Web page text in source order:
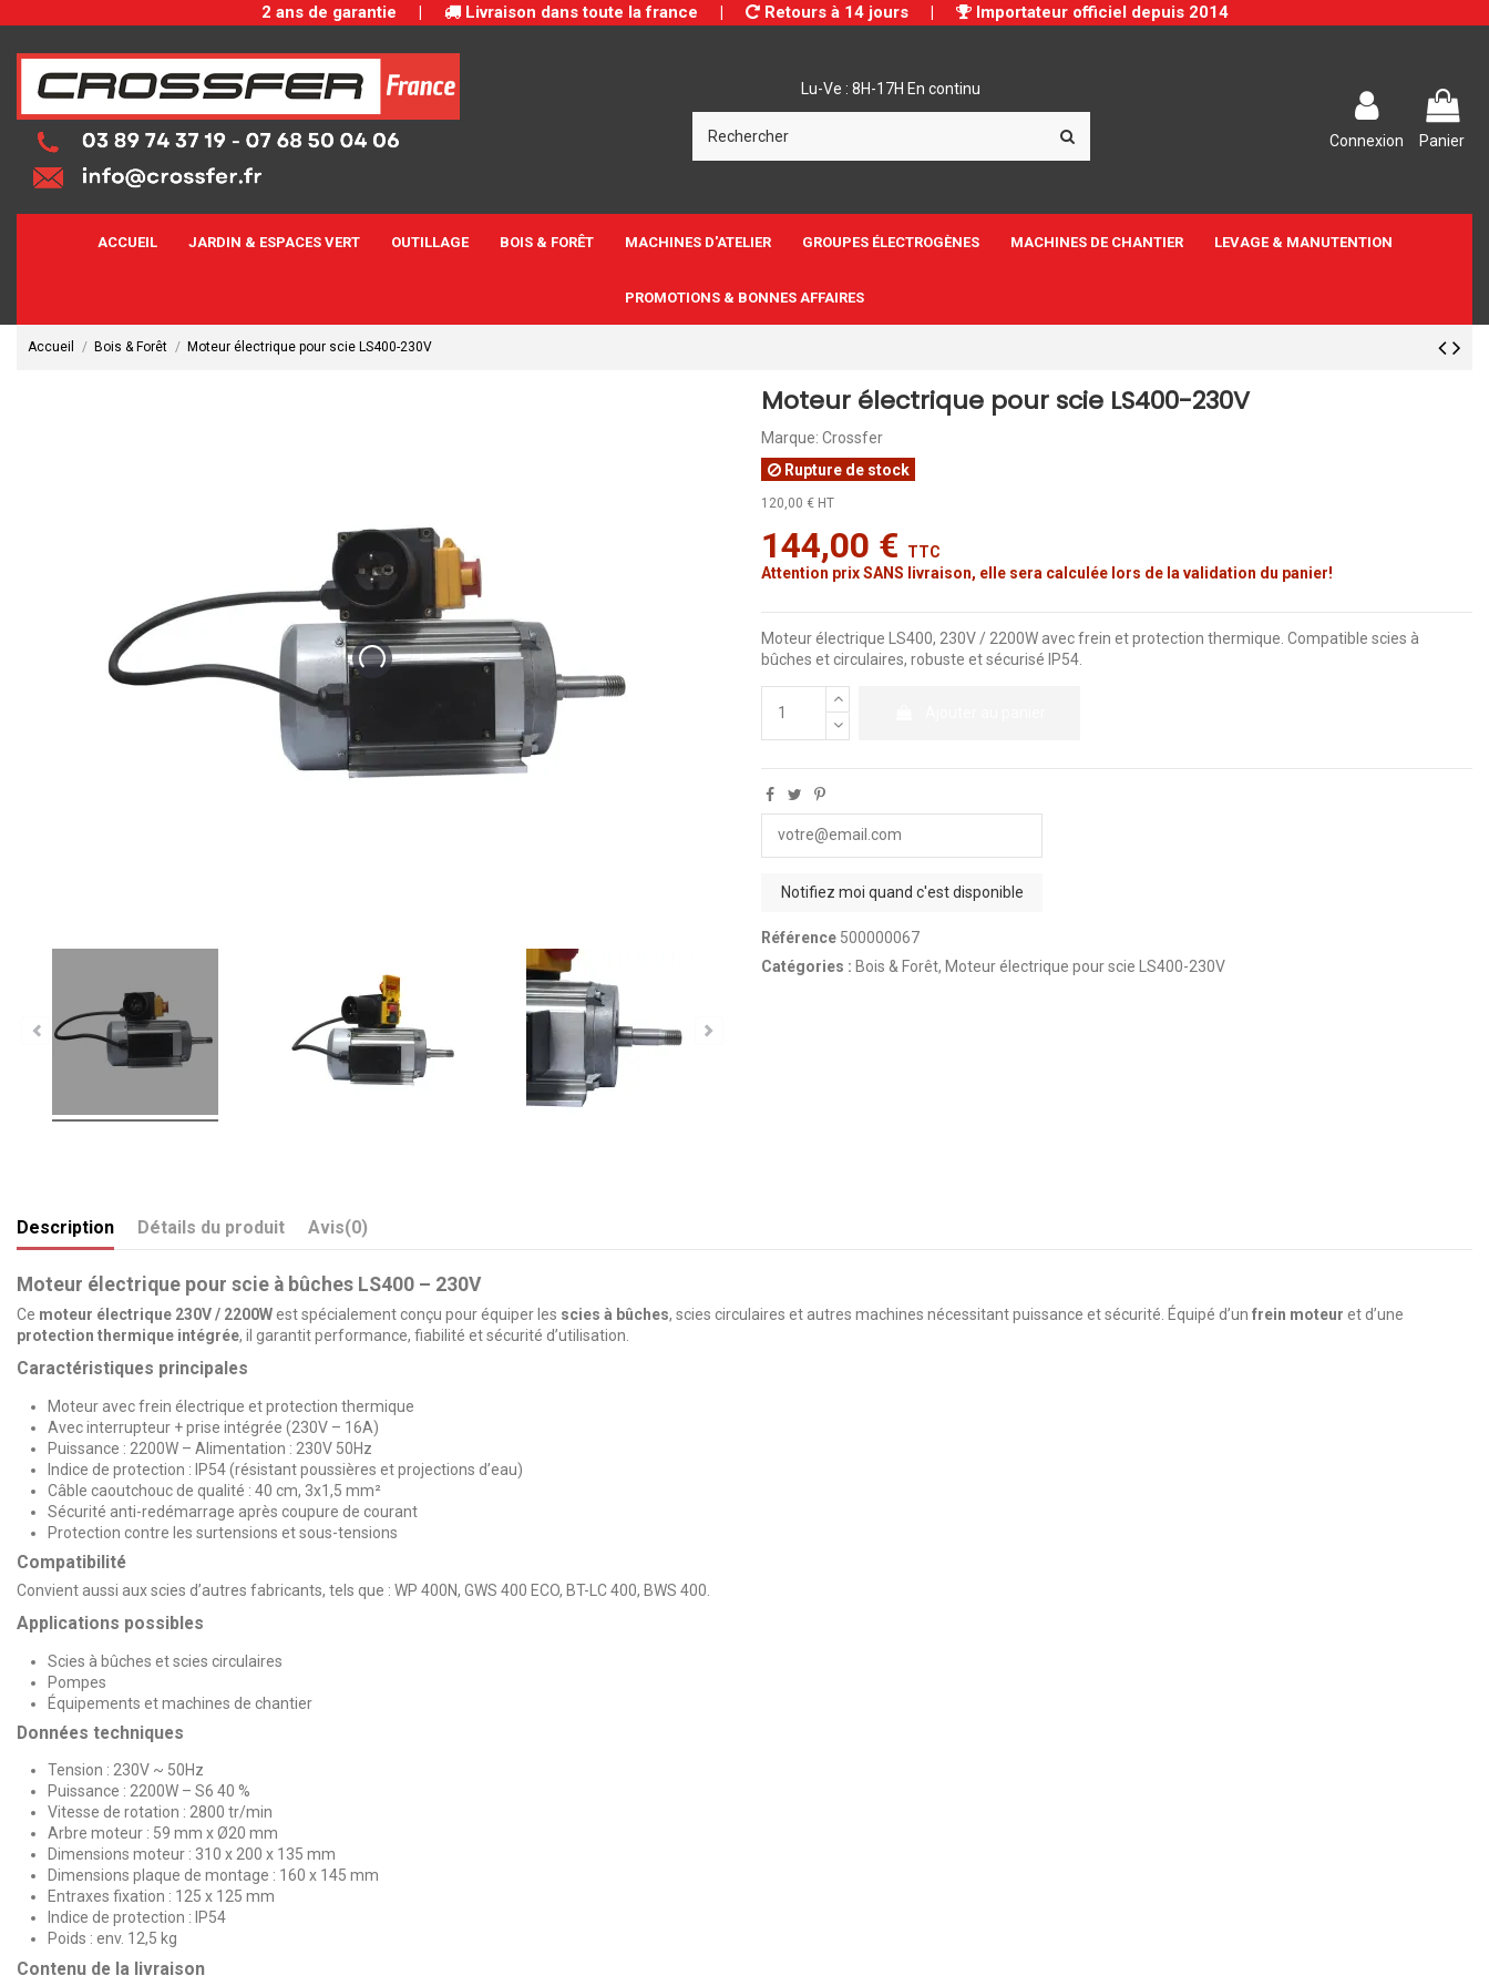
2 ans de garantie | Livraison dans toute la france | Retours à 14 jours | Importateur officiel depuis 2014
Lu-Ve : 8H-17H En continu
Connexion Panier
ACCUEIL JARDIN & ESPACES VERT OUTILLAGE BOIS & FORÊT MACHINES D'ATELIER GROUPES ÉLECTROGÈNES MACHINES DE CHANTIER LEVAGE & MANUTENTION
PROMOTIONS & BONNES AFFAIRES
Accueil Bois & Forêt Moteur électrique pour scie LS400-230V
Moteur électrique pour scie LS400-230V
Marque: Crossfer
Rupture de stock
120,00 € HT
144,00 €
TTC
Attention prix SANS livraison, elle sera calculée lors de la validation du panier!
Moteur électrique LS400, 230V / 2200W avec frein et protection thermique. Compatible scies à
bûches et circulaires, robuste et sécurisé IP54.
Référence 500000067
Catégories : Bois & Forêt, Moteur électrique pour scie LS400-230V
Description Détails du produit Avis(0)
Moteur électrique pour scie à bûches LS400 – 230V
Ce moteur électrique 230V / 2200West spécialement conçu pour équiper les scies à bûches, scies circulaires et autres machines nécessitant puissance et sécurité. Équipé d’un frein moteur et d’une
protection thermique intégrée, il garantit performance, fiabilité et sécurité d’utilisation.
Caractéristiques principales
Moteur avec frein électrique et protection thermique
Avec interrupteur + prise intégrée (230V – 16A)
Puissance : 2200W – Alimentation : 230V 50Hz
Indice de protection : IP54 (résistant poussières et projections d’eau)
Câble caoutchouc de qualité : 40 cm, 3x1,5 mm²
Sécurité anti-redémarrage après coupure de courant
Protection contre les surtensions et sous-tensions
Compatibilité
Convient aussi aux scies d’autres fabricants, tels que : WP 400N, GWS 400 ECO, BT-LC 400, BWS 400.
Applications possibles
Scies à bûches et scies circulaires
Pompes
Équipements et machines de chantier
Données techniques
Tension : 230V ~ 50Hz
Puissance : 2200W – S6 40 %
Vitesse de rotation : 2800 tr/min
Arbre moteur : 59 mm x Ø20 mm
Dimensions moteur : 310 x 200 x 135 mm
Dimensions plaque de montage : 160 x 145 mm
Entraxes fixation : 125 x 125 mm
Indice de protection : IP54
Poids : env. 12,5 kg
Contenu de la livraison